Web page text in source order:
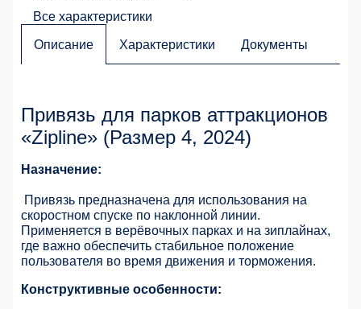
Все характеристики
Описание Характеристики Документы
Привязь для парков аттракционов
«Zipline» (Размер 4, 2024)
Назначение:
Привязь предназначена для использования на
скоростном спуске по наклонной линии.
Применяется в верёвочных парках и на зиплайнах,
где важно обеспечить стабильное положение
пользователя во время движения и торможения.
Конструктивные особенности: